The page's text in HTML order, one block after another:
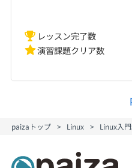
レッスン完了数
演習課題クリア数
paizaトップ Linux Linux入